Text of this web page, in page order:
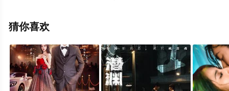
情网等平台了解。
猜你喜欢